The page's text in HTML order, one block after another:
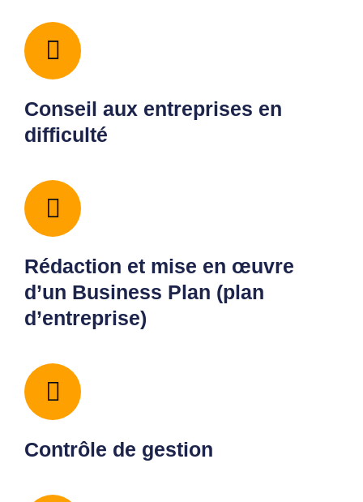
Conseil aux entreprises en
difficulté
Rédaction et mise en œuvre
d’un Business Plan (plan
d’entreprise)
Contrôle de gestion